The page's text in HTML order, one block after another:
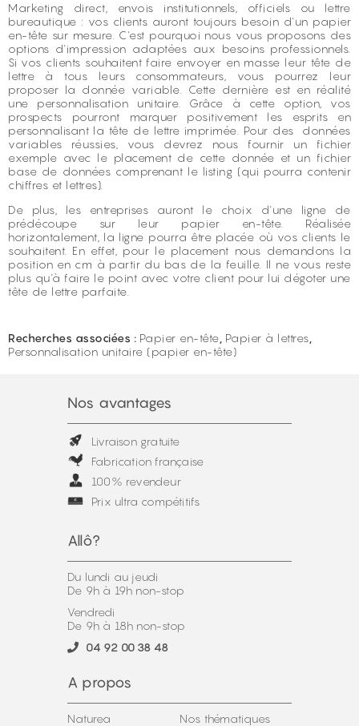
Marketing direct, envois institutionnels, officiels ou lettre
bureautique : vos clients auront toujours besoin d'un papier
en-tête sur mesure. C'est pourquoi nous vous proposons des
options d'impression adaptées aux besoins professionnels.
Si vos clients souhaitent faire envoyer en masse leur tête de
lettre à tous leurs consommateurs, vous pourrez leur
proposer la donnée variable. Cette dernière est en réalité
une personnalisation unitaire. Grâce à cette option, vos
prospects pourront marquer positivement les esprits en
personnalisant la tête de lettre imprimée. Pour des données
variables réussies, vous devrez nous fournir un fichier
exemple avec le placement de cette donnée et un fichier
base de données comprenant le listing (qui pourra contenir
chiffres et lettres).
De plus, les entreprises auront le choix d'une ligne de
prédécoupe sur leur papier en-tête. Réalisée
horizontalement, la ligne pourra être placée où vos clients le
souhaitent. En effet, pour le placement nous demandons la
position en cm à partir du bas de la feuille. Il ne vous reste
plus qu'à faire le point avec votre client pour lui dégoter une
tête de lettre parfaite.
Recherches associées : Papier en-tête Papier à lettres
Personnalisation unitaire (papier en-tête)
Nos avantages
Livraison gratuite
Fabrication française
100% revendeur
Prix ultra compétitifs
Allô?
Du lundi au jeudi
De 9h à 19h non-stop
Vendredi
De 9h à 18h non-stop
04 92 00 38 48
A propos
Naturea
Nos thématiques